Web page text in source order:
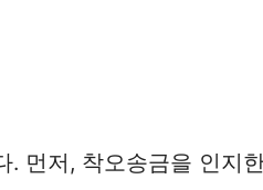
먼저, 착오송금을 인지